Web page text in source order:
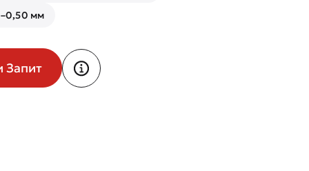
мм
Запит